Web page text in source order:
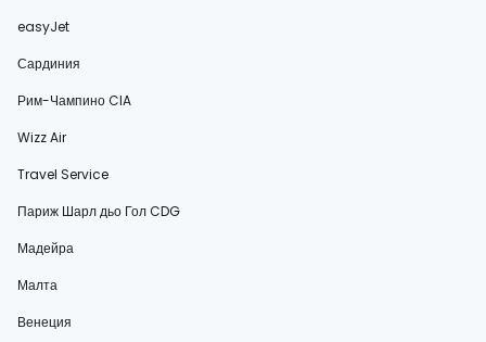
easyJet
Сардиния
Рим-Чампино CIA
Wizz Air
Travel Service
Париж Шарл дьо Гол CDG
Мадейра
Малта
Венеция